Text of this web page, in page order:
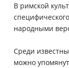
В римской
народными
Среди
можно